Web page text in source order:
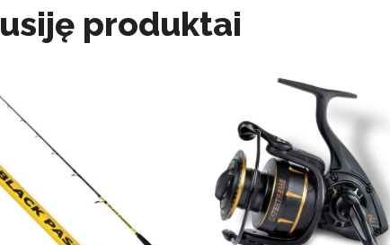
produktai